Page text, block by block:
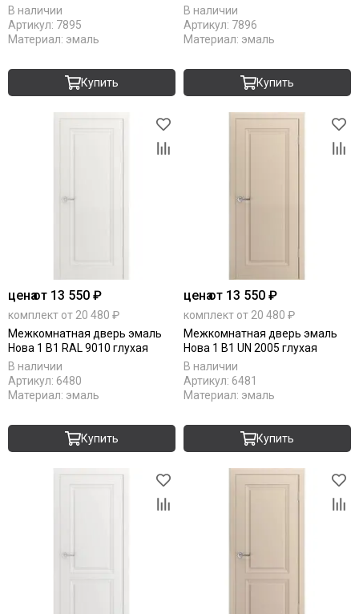
В наличии
Артикул: 7895
Материал: эмаль
Купить
В наличии
Артикул: 7896
Материал: эмаль
Купить
ценаот 13 550 ₽
комплект от 20 480 ₽
Межкомнатная дверь эмаль
Нова 1 В1 RAL 9010 глухая
В наличии
Артикул: 6480
Материал: эмаль
Купить
ценаот 13 550 ₽
комплект от 20 480 ₽
Межкомнатная дверь эмаль
Нова 1 В1 UN 2005 глухая
В наличии
Артикул: 6481
Материал: эмаль
Купить